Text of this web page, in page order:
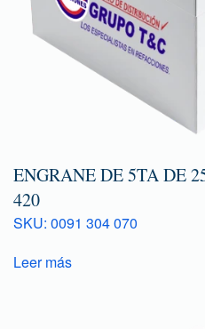
ENGRANE DE 5TA DE
420
SKU: 0091 304 070
Leer más